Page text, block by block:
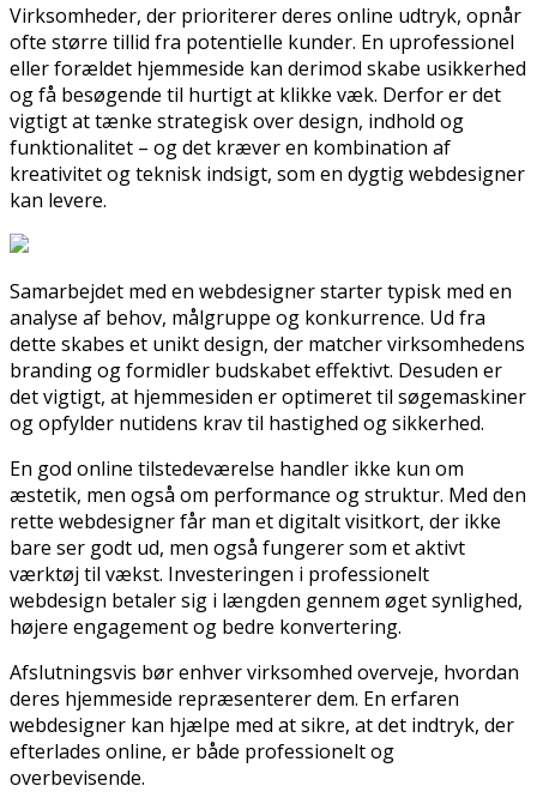
Virksomheder, der prioriterer deres online udtryk, opnår
ofte større tillid fra potentielle kunder. En uprofessionel
eller forældet hjemmeside kan derimod skabe usikkerhed
og få besøgende til hurtigt at klikke væk. Derfor er det
vigtigt at tænke strategisk over design, indhold og
funktionalitet – og det kræver en kombination af
kreativitet og teknisk indsigt, som en dygtig webdesigner
kan levere.
Samarbejdet med en webdesigner starter typisk med en
analyse af behov, målgruppe og konkurrence. Ud fra
dette skabes et unikt design, der matcher virksomhedens
branding og formidler budskabet effektivt. Desuden er
det vigtigt, at hjemmesiden er optimeret til søgemaskiner
og opfylder nutidens krav til hastighed og sikkerhed.
En god online tilstedeværelse handler ikke kun om
æstetik, men også om performance og struktur. Med den
rette webdesigner får man et digitalt visitkort, der ikke
bare ser godt ud, men også fungerer som et aktivt
værktøj til vækst. Investeringen i professionelt
webdesign betaler sig i længden gennem øget synlighed,
højere engagement og bedre konvertering.
Afslutningsvis bør enhver virksomhed overveje, hvordan
deres hjemmeside repræsenterer dem. En erfaren
webdesigner kan hjælpe med at sikre, at det indtryk, der
efterlades online, er både professionelt og
overbevisende.